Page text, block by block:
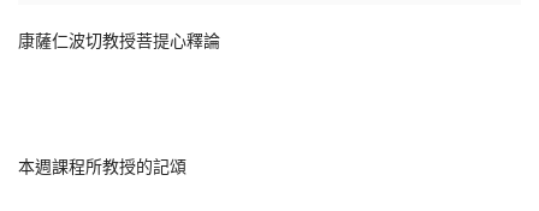
康薩仁波切教授菩提心釋論
本週課程所教授的記頌